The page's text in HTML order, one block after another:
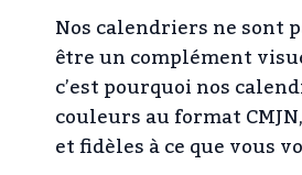
Nos calendriers ne sont
être un complément
c’est pourquoi nos
couleurs au format
et fidèles à ce que vous